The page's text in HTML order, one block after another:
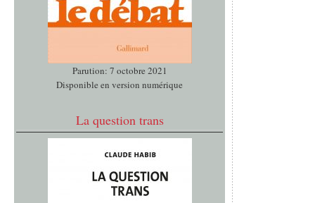
Parution: 7 octobre 2021
Disponible en version numérique
La question trans